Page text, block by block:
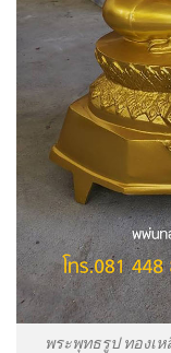
พระพุทธรูป ทองเ